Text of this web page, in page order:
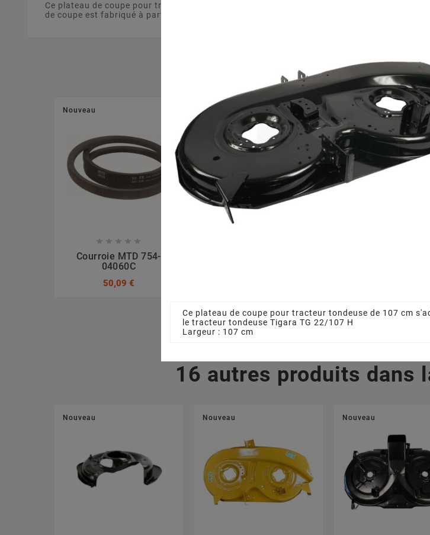
Ce plateau de coupe pour tracteur tondeuse de 107 cm s'adapte sur le tracteur tondeuse
de coupe est fabriqué à partir d'un matériau solide et résistant.
Nouveau
    
Courroie MTD 754-
04060C
50,09 €
Nouveau Nouveau
16 autres produits dans
Nouveau Nouveau Nouveau
Ce plateau de coupe pour tracteur tondeuse de 107 cm
le tracteur tondeuse Tigara TG 22/107 H
Largeur : 107 cm